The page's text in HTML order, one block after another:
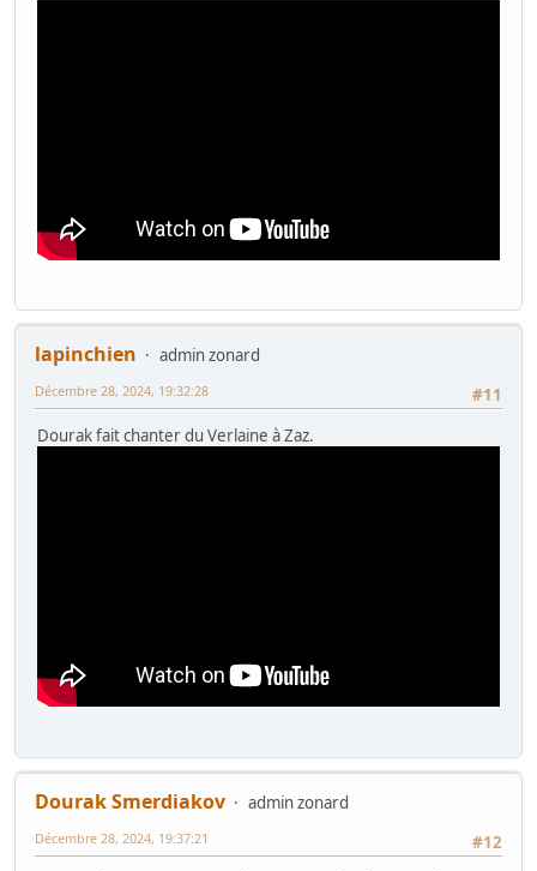
lapinchien
admin zonard
#11
Décembre 28, 2024, 19:32:28
Dourak fait chanter du Verlaine à Zaz.
Dourak Smerdiakov
admin zonard
#12
Décembre 28, 2024, 19:37:21